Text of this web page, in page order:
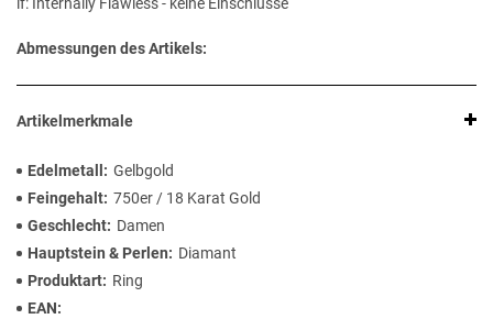
if: Internally Flawless - keine Einschlüsse
Abmessungen des Artikels:
Artikelmerkmale
Edelmetall
Gelbgold
Feingehalt 750er / 18 Karat Gold
Geschlecht
Damen
Hauptstein & Perlen
Diamant
Produktart
Ring
EAN